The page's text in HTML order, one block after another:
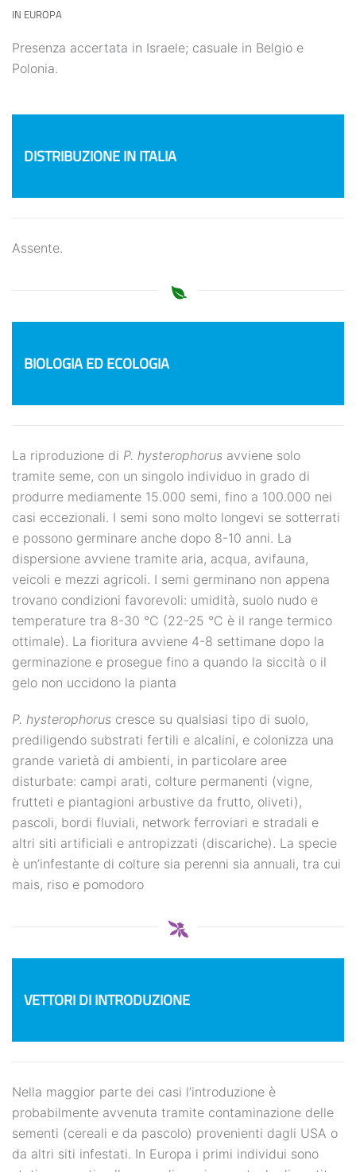
IN EUROPA
Presenza accertata in Israele; casuale in Belgio e
Polonia.
DISTRIBUZIONE IN ITALIA
Assente.
BIOLOGIA ED ECOLOGIA
La riproduzione di P. hysterophorus avviene solo
tramite seme, con un singolo individuo in grado di
produrre mediamente 15.000 semi, fino a 100.000 nei
casi eccezionali. I semi sono molto longevi se sotterrati
e possono germinare anche dopo 8-10 anni. La
dispersione avviene tramite aria, acqua, avifauna,
veicoli e mezzi agricoli. I semi germinano non appena
trovano condizioni favorevoli: umidità, suolo nudo e
temperature tra 8-30 °C (22-25 °C è il range termico
ottimale). La fioritura avviene 4-8 settimane dopo la
germinazione e prosegue fino a quando la siccità o il
gelo non uccidono la pianta
P. hysterophorus cresce su qualsiasi tipo di suolo,
prediligendo substrati fertili e alcalini, e colonizza una
grande varietà di ambienti, in particolare aree
disturbate: campi arati, colture permanenti (vigne,
frutteti e piantagioni arbustive da frutto, oliveti),
pascoli, bordi fluviali, network ferroviari e stradali e
altri siti artificiali e antropizzati (discariche). La specie
è un’infestante di colture sia perenni sia annuali, tra cui
mais, riso e pomodoro
VETTORI DI INTRODUZIONE
Nella maggior parte dei casi l’introduzione è
probabilmente avvenuta tramite contaminazione delle
sementi (cereali e da pascolo) provenienti dagli USA o
da altri siti infestati. In Europa i primi individui sono